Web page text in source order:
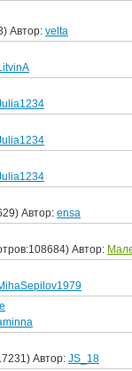
Автор: velta
Автор: ensa
Автор:
Автор: JS_18